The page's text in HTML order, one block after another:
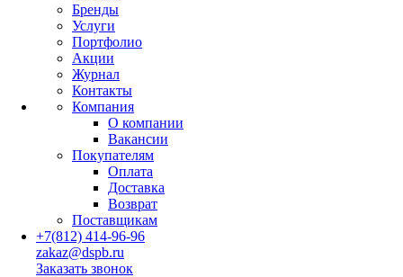
Бренды
Услуги
Портфолио
Акции
Журнал
Контакты
Компания
О компании
Вакансии
Покупателям
Оплата
Доставка
Возврат
Поставщикам
+7(812) 414-96-96
zakaz@dspb.ru
Заказать звонок